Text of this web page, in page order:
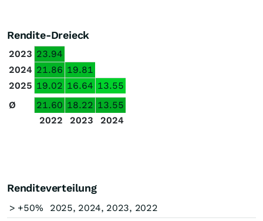
Rendite-Dreieck
2023 23.94
2024 21.86 19.81
2025 19.02 16.64 13.55
Ø
21.60 18.22 13.55
2022
2023 2024
Renditeverteilung
> +50%
2025, 2024, 2023, 2022